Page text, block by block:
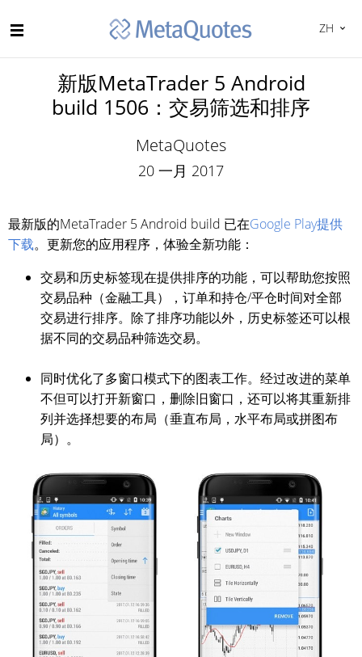
ZH
新版MetaTrader 5 Android
build 1506：交易筛选和排序
MetaQuotes
20 一月 2017
最新版的MetaTrader 5 Android build 已在Google Play提供
下载。更新您的应用程序，体验全新功能：
交易和历史标签现在提供排序的功能，可以帮助您按照
交易品种（金融工具），订单和持仓/平仓时间对全部
交易进行排序。除了排序功能以外，历史标签还可以根
据不同的交易品种筛选交易。
同时优化了多窗口模式下的图表工作。经过改进的菜单
不但可以打开新窗口，删除旧窗口，还可以将其重新排
列并选择想要的布局（垂直布局，水平布局或拼图布
局）。